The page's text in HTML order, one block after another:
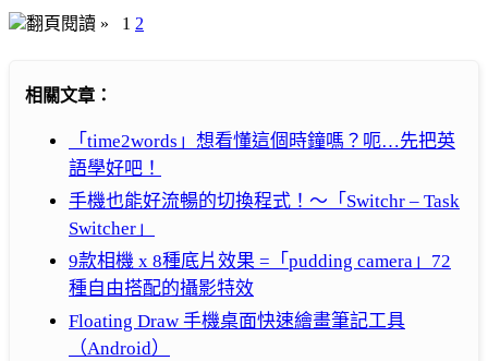
翻頁閱讀 » 1 2
相關文章：
「time2words」想看懂這個時鐘嗎？呃…先把英
語學好吧！
手機也能好流暢的切換程式！～「Switchr – Task
Switcher」
9款相機 x 8種底片效果 =「pudding camera」72
種自由搭配的攝影特效
Floating Draw 手機桌面快速繪畫筆記工具
（Android）